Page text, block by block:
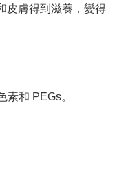
皮膚得到滋養，變得
和 PEGs。